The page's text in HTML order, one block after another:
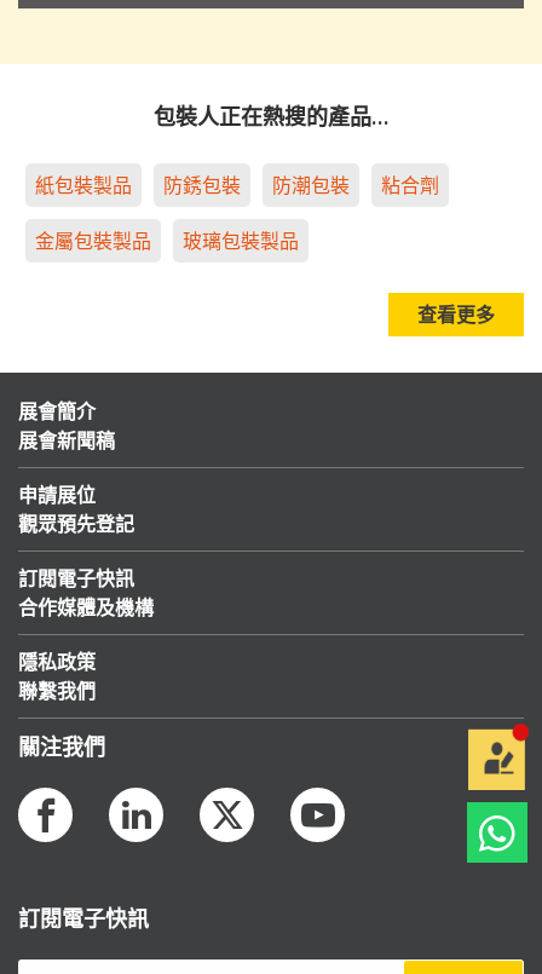
包裝人正在熱搜的產品…
紙包裝製品 防銹包裝 防潮包裝 粘合劑
金屬包裝製品 玻璃包裝製品
查看更多
展會簡介
展會新聞稿
申請展位
觀眾預先登記
訂閱電子快訊
合作媒體及機構
隱私政策
聯繫我們
關注我們
訂閱電子快訊